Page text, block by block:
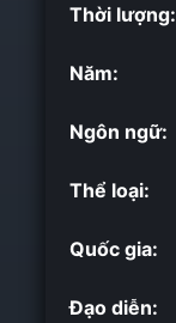
Thời lượng:
Năm:
Ngôn ngữ:
Thể loại:
Quốc gia:
Đạo diễn: